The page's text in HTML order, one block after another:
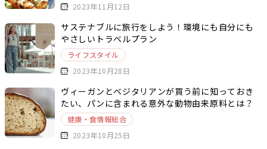
2023年11月12日
サステナブルに旅行をしよう！環境にも自分にも
やさしいトラベルプラン
ライフスタイル
2023年10月28日
ヴィーガンとベジタリアンが買う前に知っておき
たい、パンに含まれる意外な動物由来原料とは？
健康・食情報総合
2023年10月25日